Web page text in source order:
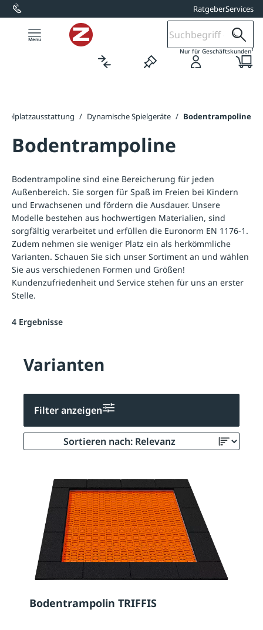
springen RatgeberServices
Nur für Geschäftskunden1
/ Dynamische Spielgeräte / Bodentrampoline
Bodentrampoline
Bodentrampoline sind eine Bereicherung für jeden
Außenbereich. Sie sorgen für Spaß im Freien bei Kindern
und Erwachsenen und fördern die Ausdauer. Unsere
Modelle bestehen aus hochwertigen Materialien, sind
sorgfältig verarbeitet und erfüllen die Euronorm EN 1176-1.
Zudem nehmen sie weniger Platz ein als herkömmliche
Varianten. Schauen Sie sich unser Sortiment an und wählen
Sie aus verschiedenen Formen und Größen!
Kundenzufriedenheit und Service stehen für uns an erster
Stelle.
4 Ergebnisse
Varianten
Filter anzeigen
Bodentrampolin TRIFFIS